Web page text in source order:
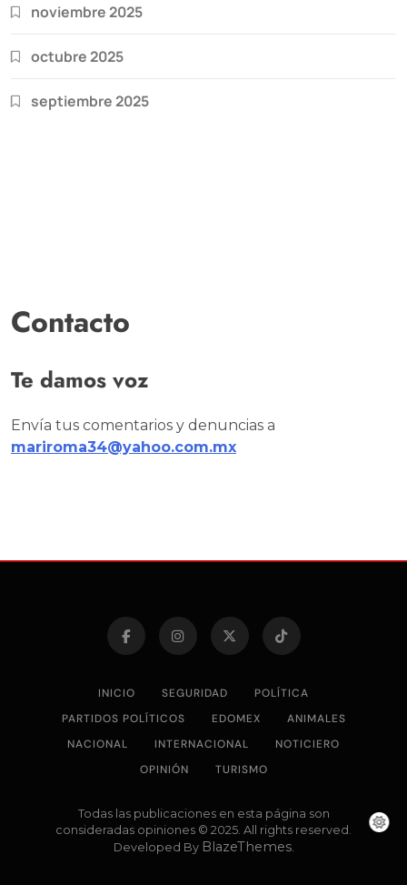
noviembre 2025
octubre 2025
septiembre 2025
Contacto
Te damos voz
Envía tus comentarios y denuncias a
mariroma34@yahoo.com.mx
INICIO SEGURIDAD
POLÍTICA
PARTIDOS POLÍTICOS
EDOMEX
ANIMALES
NACIONAL
INTERNACIONAL
NOTICIERO
OPINIÓN
TURISMO
Todas las publicaciones en esta página son
consideradas opiniones © 2025. All rights reserved.
Developed By BlazeThemes.